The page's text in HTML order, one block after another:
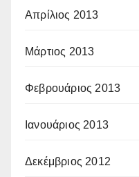
Απρίλιος 2013
Μάρτιος 2013
Φεβρουάριος 2013
Ιανουάριος 2013
Δεκέμβριος 2012